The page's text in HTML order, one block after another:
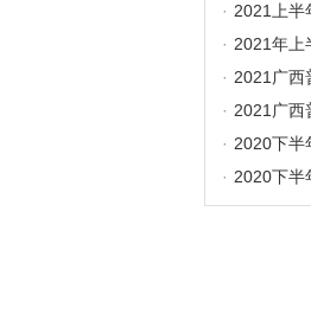
· 2021上半
· 2021年上
· 2021广西
· 2021广西
· 2020下半
· 2020下半